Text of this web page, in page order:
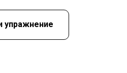
упражнение